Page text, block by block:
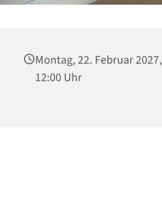
Montag, 22. Februar 2027,
12:00 Uhr